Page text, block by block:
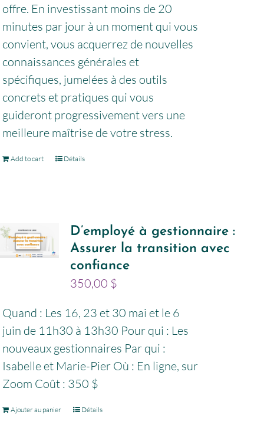
offre. En investissant moins de 20
minutes par jour à un moment qui vous
convient, vous acquerrez de nouvelles
connaissances générales et
spécifiques, jumelées à des outils
concrets et pratiques qui vous
guideront progressivement vers une
meilleure maîtrise de votre stress.
Add to cart Détails
D’employé à gestionnaire :
Assurer la transition avec
confiance
350,00 $
Quand : Les 16, 23 et 30 mai et le 6
juin de 11h30 à 13h30 Pour qui : Les
nouveaux gestionnaires Par qui :
Isabelle et Marie-Pier Où : En ligne, sur
Zoom Coût : 350 $
Ajouter au panier Détails